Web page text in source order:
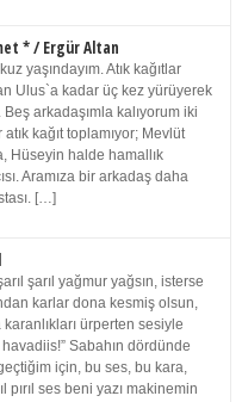
* / Ergür Altan
yaşındayım. Atık kağıtlar
Ulus`a kadar üç kez yürüyerek
arkadaşımla kalıyorum iki
kağıt toplamıyor; Mevlüt
Hüseyin halde hamallık
Aramıza bir arkadaş daha
[…]
şarıl yağmur yağsın, isterse
karlar dona kesmiş olsun,
ürperten sesiyle
Sabahın dördünde
için, bu ses, bu kara,
pırıl ses beni yazı makinemin